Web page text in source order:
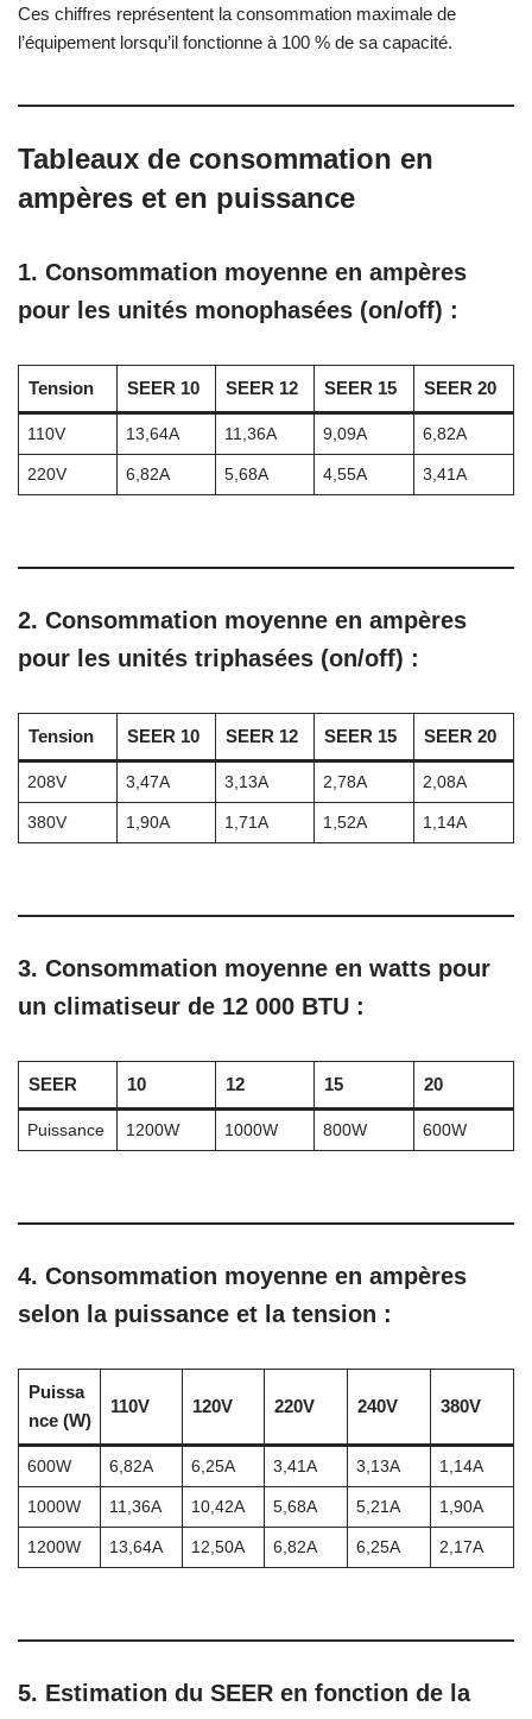
Ces chiffres représentent la consommation maximale de
l’équipement lorsqu’il fonctionne à 100 % de sa capacité.
Tableaux de consommation en
ampères et en puissance
1. Consommation moyenne en ampères
pour les unités monophasées (on/off) :
Tension SEER 10 SEER 12 SEER 15 SEER 20
110V 13,64A 11,36A 9,09A 6,82A
220V 6,82A 5,68A 4,55A 3,41A
2. Consommation moyenne en ampères
pour les unités triphasées (on/off) :
Tension SEER 10 SEER 12 SEER 15 SEER 20
208V 3,47A 3,13A 2,78A 2,08A
380V 1,90A 1,71A 1,52A 1,14A
3. Consommation moyenne en watts pour
un climatiseur de 12 000 BTU :
SEER 10 12 15 20
Puissance 1200W 1000W 800W 600W
4. Consommation moyenne en ampères
selon la puissance et la tension :
Puissa
nce (W)
110V 120V 220V 240V 380V
600W 6,82A 6,25A 3,41A 3,13A 1,14A
1000W 11,36A 10,42A 5,68A 5,21A 1,90A
1200W 13,64A 12,50A 6,82A 6,25A 2,17A
5. Estimation du SEER en fonction de la